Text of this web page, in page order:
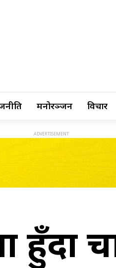
मनोरञ्जन विचार
हुँदा